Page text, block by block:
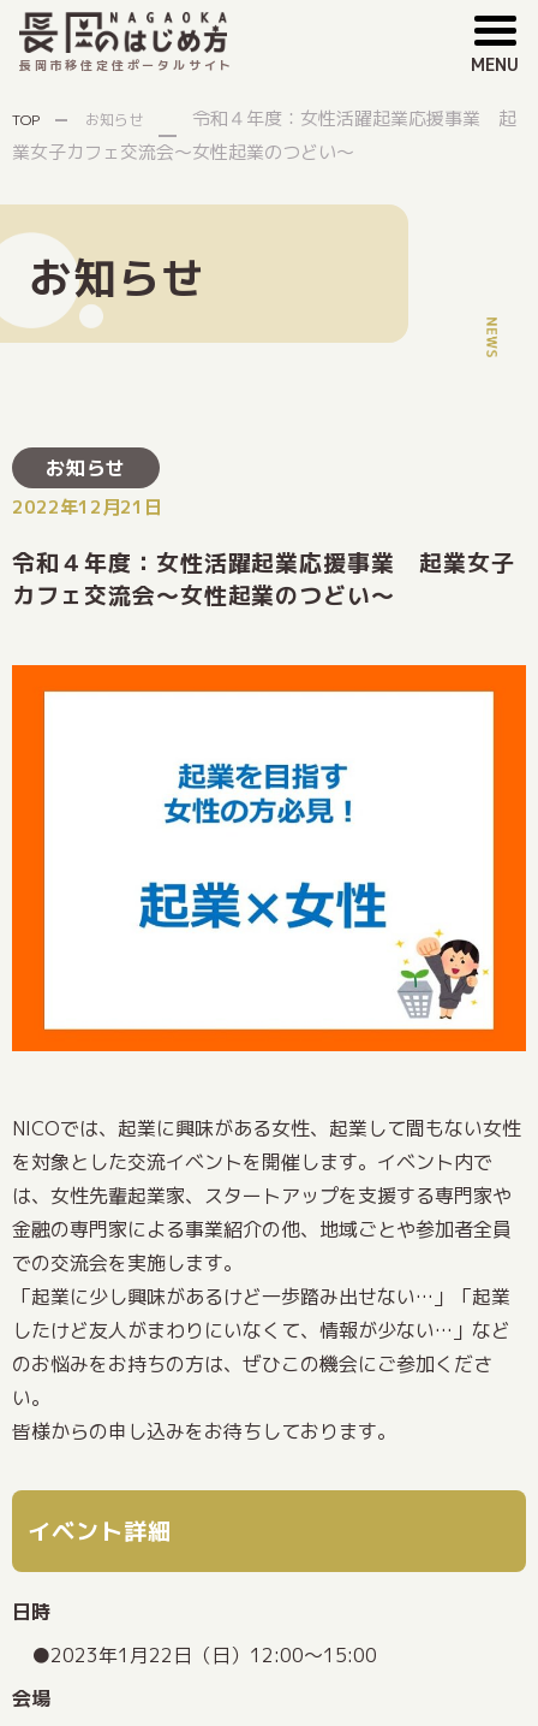
長岡市移住定住ポータルサイト MENU
TOP お知らせ
令和４年度：女性活躍起業応援事業 起
業女子カフェ交流会～女性起業のつどい～
お知らせ
お知らせ
2022年12月21日
令和４年度：女性活躍起業応援事業 起業女子
カフェ交流会～女性起業のつどい～
NICOでは、起業に興味がある女性、起業して間もない女性
を対象とした交流イベントを開催します。イベント内で
は、女性先輩起業家、スタートアップを支援する専門家や
金融の専門家による事業紹介の他、地域ごとや参加者全員
での交流会を実施します。
「起業に少し興味があるけど一歩踏み出せない…」「起業
したけど友人がまわりにいなくて、情報が少ない…」など
のお悩みをお持ちの方は、ぜひこの機会にご参加くださ
い。
皆様からの申し込みをお待ちしております。
イベント詳細
日時
2023年1月22日（日）12:00～15:00
会場